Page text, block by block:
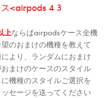
<airpods 4 3
上ならばairpodsケース全機
のおまけの機種を教えて
より、ランダムにおまけ
まけのケースのスタイル
機種のスタイルご選択を
セージを送ってください